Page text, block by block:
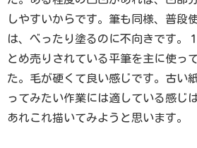
しやすいからです。筆も同様、普段
は、べったり塗るのに不向きです。
とめ売りされている平筆を主に使っ
た。毛が硬くて良い感じです。古い
ってみたい作業には適している感じ
あれこれ描いてみようと思います。